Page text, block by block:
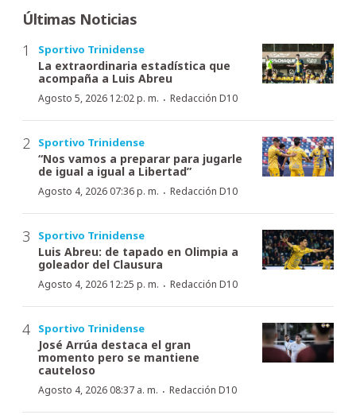
Últimas Noticias
Sportivo Trinidense
La extraordinaria estadística que
acompaña a Luis Abreu
Agosto 5, 2026 12:02 p. m. · Redacción D10
Sportivo Trinidense
“Nos vamos a preparar para jugarle
de igual a igual a Libertad”
Agosto 4, 2026 07:36 p. m. · Redacción D10
Sportivo Trinidense
Luis Abreu: de tapado en Olimpia a
goleador del Clausura
Agosto 4, 2026 12:25 p. m. · Redacción D10
Sportivo Trinidense
José Arrúa destaca el gran
momento pero se mantiene
cauteloso
Agosto 4, 2026 08:37 a. m. · Redacción D10